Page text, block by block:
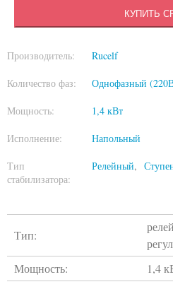
КУПИТЬ
Производитель: Rucelf
Количество фаз: Однофазный
Мощность: 1,4 кВт
Исполнение: Напольный
Тип
стабилизатора:
Релейный
Тип:
Мощность:
1,4